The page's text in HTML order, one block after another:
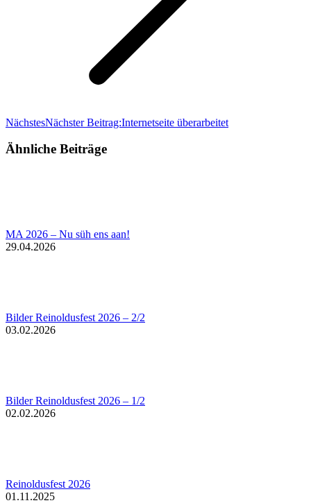
NächstesNächster Beitrag:Internetseite überarbeitet
Ähnliche Beiträge
MA 2026 – Nu süh ens aan!
29.04.2026
Bilder Reinoldusfest 2026 – 2/2
03.02.2026
Bilder Reinoldusfest 2026 – 1/2
02.02.2026
Reinoldusfest 2026
01.11.2025